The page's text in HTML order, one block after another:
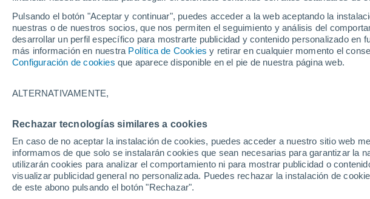
Pulsando el botón "Aceptar y continuar", puedes acceder a la web aceptando la
nuestras o de nuestros socios, que nos permiten el seguimiento y análisis del
desarrollar un perfil específico para mostrarte publicidad y contenido personalizado en
más información en nuestra Política de Cookies y retirar en cualquier momento el
Configuración de cookies que aparece disponible en el pie de nuestra página web.
ALTERNATIVAMENTE,
Rechazar tecnologías similares a cookies
En caso de no aceptar la instalación de cookies, puedes acceder a nuestro sitio web
informamos de que solo se instalarán cookies que sean necesarias para garantizar la
utilizarán cookies para analizar el comportamiento ni para mostrar publicidad o
visualizar publicidad general no personalizada. Puedes rechazar la instalación de
de este abono pulsando el botón "Rechazar".
Hoy, 7 agosto Todo el día Símbolo
31°
23°
11°
El Chaco
31°
18°
31°
23°
29°
23°
Manta
Quito